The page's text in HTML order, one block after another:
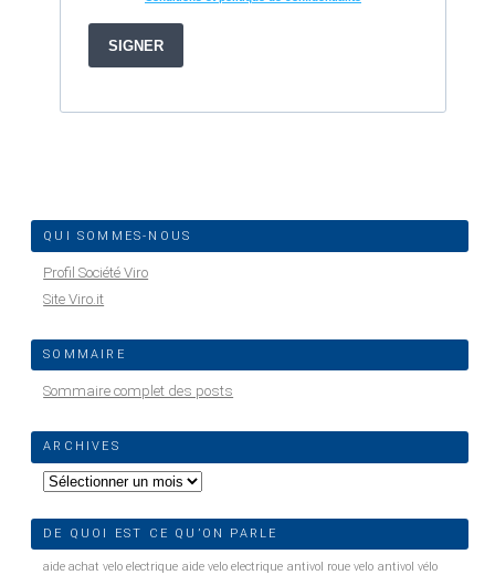
QUI SOMMES-NOUS
Profil Société Viro
Site Viro.it
SOMMAIRE
Sommaire complet des posts
ARCHIVES
Archives
DE QUOI EST CE QU’ON PARLE
aide achat velo electrique aide velo electrique antivol roue velo antivol vélo